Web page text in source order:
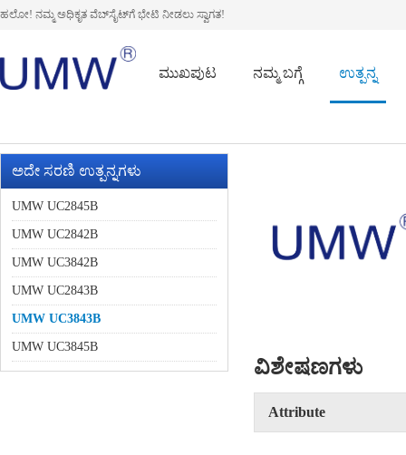
ಹಲೋ! ನಮ್ಮ ಅಧಿಕೃತ ವೆಬ್‌ಸೈಟ್‌ಗೆ ಭೇಟಿ ನೀಡಲು ಸ್ವಾಗತ!
ಮುಖಪುಟ ನಮ್ಮ ಬಗ್ಗೆ ಉತ್ಪನ್ನ
ಅದೇ ಸರಣಿ ಉತ್ಪನ್ನಗಳು
UMW UC2845B
UMW UC2842B
UMW UC3842B
UMW UC2843B
UMW UC3843B
UMW UC3845B
ವಿಶೇಷಣಗಳು
Attribute